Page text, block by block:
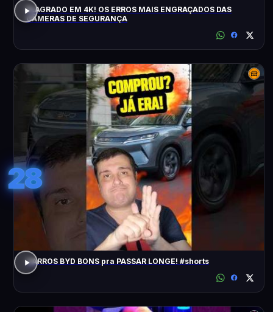
FLAGRADO EM 4K! OS ERROS MAIS ENGRAÇADOS DAS
CÂMERAS DE SEGURANÇA
28
CARROS BYD BONS pra PASSAR LONGE! #shorts